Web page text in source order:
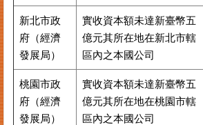
新北市政
府（經濟
發展局）
實收資本額未達新臺幣五
億元其所在地在新北市轄
區內之本國公司
桃園市政
府（經濟
發展局）
實收資本額未達新臺幣五
億元其所在地在桃園市轄
區內之本國公司